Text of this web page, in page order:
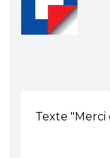
Texte